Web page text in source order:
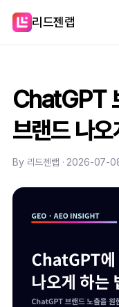
리드젠랩
ChatGPT
브랜드 나
By 리드젠랩 · 2026-07-